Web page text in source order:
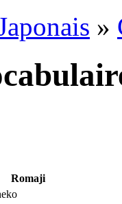
»
Romaji